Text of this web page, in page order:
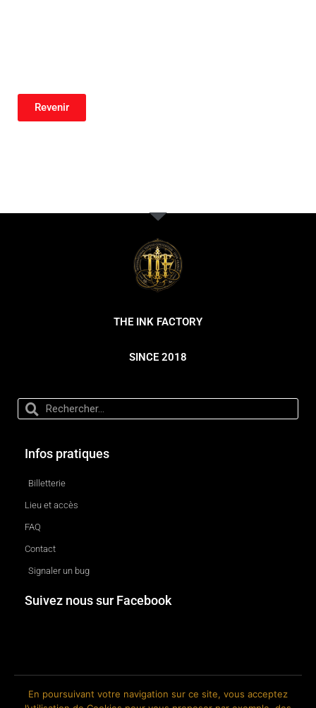
Revenir
THE INK FACTORY
SINCE 2018
Infos pratiques
Billetterie
Lieu et accès
FAQ
Contact
Signaler un bug
Suivez nous sur Facebook
En poursuivant votre navigation sur ce site, vous acceptez